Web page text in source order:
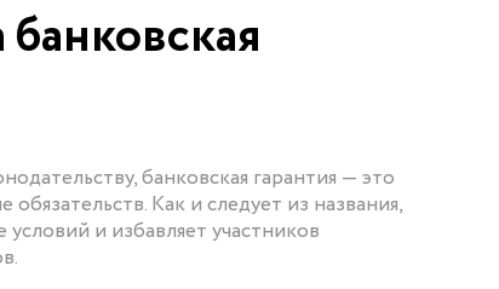
банковская гарантия — это
Как и следует из названия,
и избавляет участников